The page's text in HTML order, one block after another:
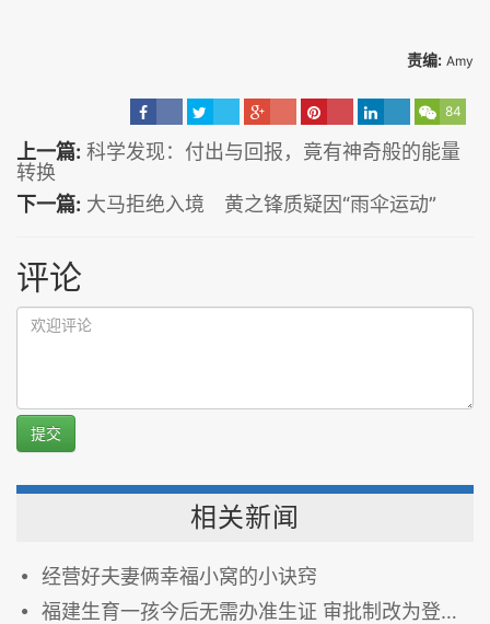
责编: Amy
84
上一篇: 科学发现：付出与回报，竟有神奇般的能量
转换
下一篇: 大马拒绝入境 黄之锋质疑因“雨伞运动”
评论
提交
相关新闻
经营好夫妻俩幸福小窝的小诀窍
福建生育一孩今后无需办准生证 审批制改为登记备案制